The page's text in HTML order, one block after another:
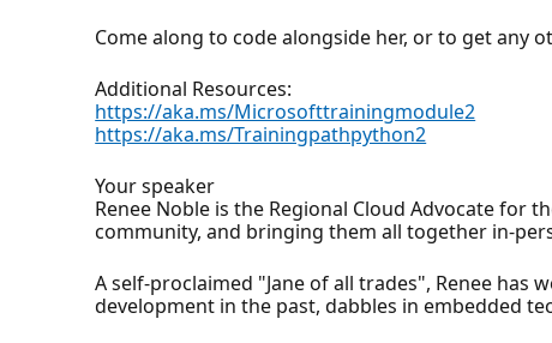
Come along to code alongside her, or to get any
Additional Resources:
https://aka.ms/Microsofttrainingmodule2
https://aka.ms/Trainingpathpython2
Your speaker
Renee Noble is the Regional Cloud Advocate for
community, and bringing them all together in-
A self-proclaimed "Jane of all trades", Renee has
development in the past, dabbles in embedded